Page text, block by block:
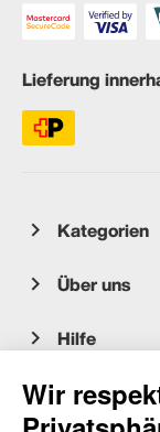
Lieferung
Kategorien
Über uns
Hilfe
Kundenservice